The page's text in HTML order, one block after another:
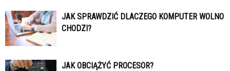
JAK SPRAWDZIĆ DLACZEGO KOMPUTER WOLNO
CHODZI?
JAK OBCIĄŻYĆ PROCESOR?